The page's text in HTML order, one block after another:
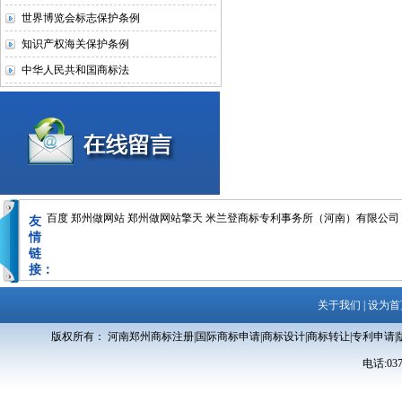
世界博览会标志保护条例
知识产权海关保护条例
中华人民共和国商标法
友
情
链
接：
百度 郑州做网站 郑州做网站擎天 米兰登商标专利事务所（河南）有限公司
关于我们 设为
版权所有： 河南郑州商标注册|国际商标申请|商标设计|商标转让|专利申
电话